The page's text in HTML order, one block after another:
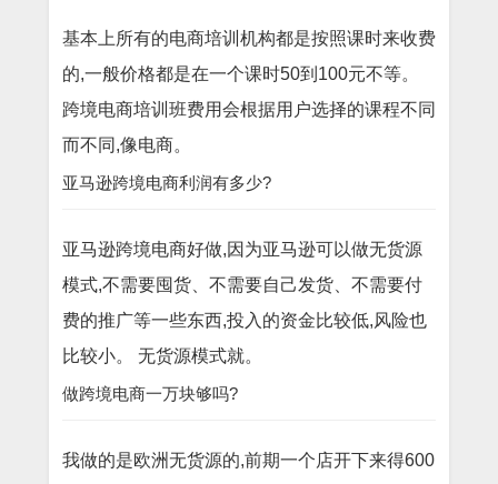
基本上所有的电商培训机构都是按照课时来收费
的,一般价格都是在一个课时50到100元不等。
跨境电商培训班费用会根据用户选择的课程不同
而不同,像电商。
亚马逊跨境电商利润有多少?
亚马逊跨境电商好做,因为亚马逊可以做无货源
模式,不需要囤货、不需要自己发货、不需要付
费的推广等一些东西,投入的资金比较低,风险也
比较小。 无货源模式就。
做跨境电商一万块够吗?
我做的是欧洲无货源的,前期一个店开下来得600